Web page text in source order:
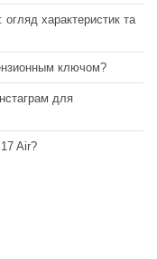
характеристик та
ключом?
для
Air?